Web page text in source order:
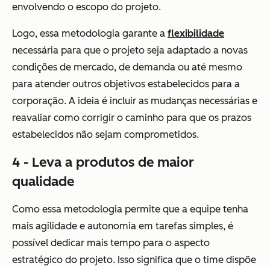
envolvendo o escopo do projeto.
Logo, essa metodologia garante a flexibilidade
necessária para que o projeto seja adaptado a novas
condições de mercado, de demanda ou até mesmo
para atender outros objetivos estabelecidos para a
corporação. A ideia é incluir as mudanças necessárias e
reavaliar como corrigir o caminho para que os prazos
estabelecidos não sejam comprometidos.
4 - Leva a produtos de maior
qualidade
Como essa metodologia permite que a equipe tenha
mais agilidade e autonomia em tarefas simples, é
possível dedicar mais tempo para o aspecto
estratégico do projeto. Isso significa que o time dispõe